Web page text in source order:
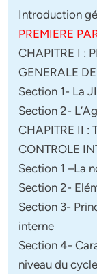
Introduction
PREMIERE
CHAPITRE I :
GENERALE
Section 1- La
Section 2-
CHAPITRE II :
CONTROLE
Section 1 –La
Section 2-
Section 3-
interne
Section 4-
niveau du